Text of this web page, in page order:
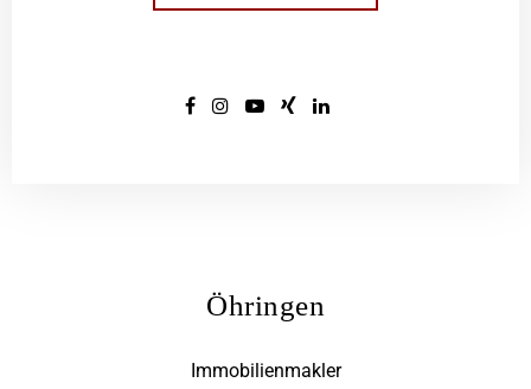
Öhringen
Immobilienmakler